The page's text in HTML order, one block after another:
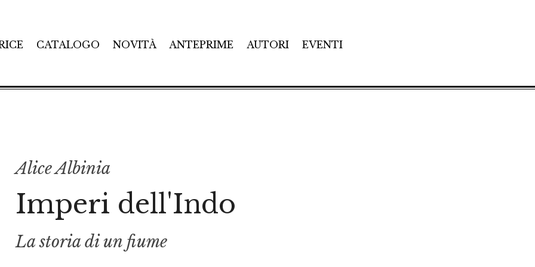
CATALOGO NOVITÀ ANTEPRIME AUTORI EVENTI
Alice Albinia
Imperi dell'Indo
La storia di un fiume